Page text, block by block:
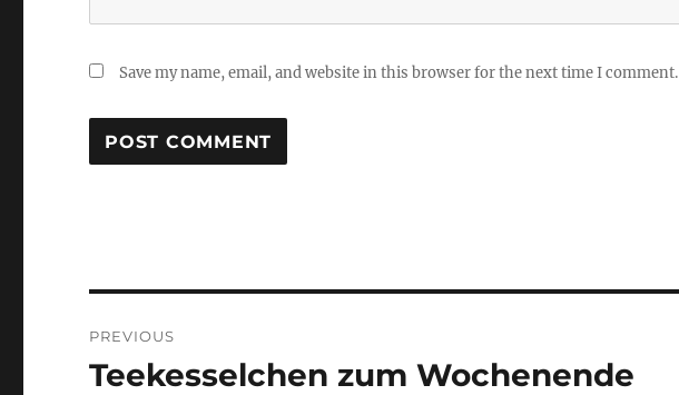
Save my name, email, and website in this browser for the next time I comment.
navigation
PREVIOUS
Previous
Teekesselchen zum Wochenende